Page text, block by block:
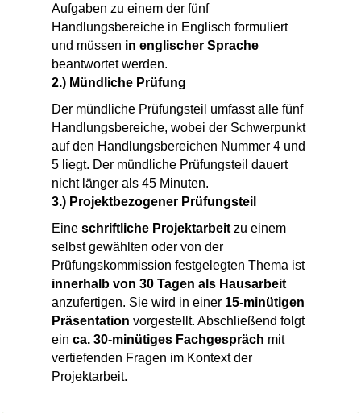
Aufgaben zu einem der fünf
Handlungsbereiche in Englisch formuliert
und müssen in englischer Sprache
beantwortet werden.
2.) Mündliche Prüfung
Der mündliche Prüfungsteil umfasst alle fünf
Handlungsbereiche, wobei der Schwerpunkt
auf den Handlungsbereichen Nummer 4 und
5 liegt. Der mündliche Prüfungsteil dauert
nicht länger als 45 Minuten.
3.) Projektbezogener Prüfungsteil
Eine schriftliche Projektarbeit zu einem
selbst gewählten oder von der
Prüfungskommission festgelegten Thema ist
innerhalb von 30 Tagen als Hausarbeit
anzufertigen. Sie wird in einer 15-minütigen
Präsentation vorgestellt. Abschließend folgt
ein ca. 30-minütiges Fachgespräch mit
vertiefenden Fragen im Kontext der
Projektarbeit.